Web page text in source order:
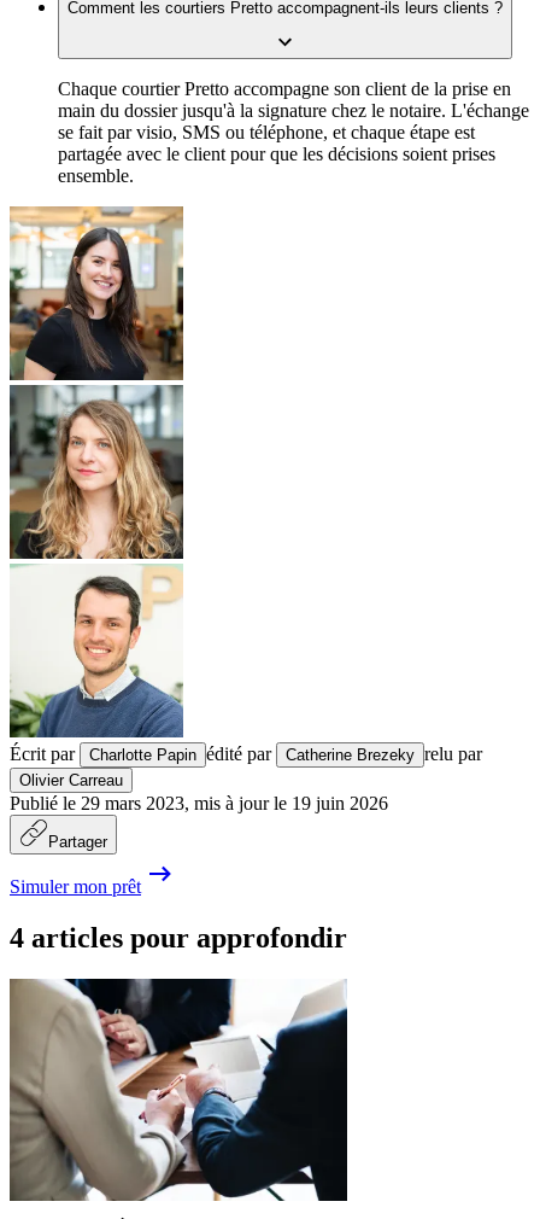
Comment les courtiers Pretto accompagnent-ils leurs clients ?
Chaque courtier Pretto accompagne son client de la prise en
main du dossier jusqu'à la signature chez le notaire. L'échange
se fait par visio, SMS ou téléphone, et chaque étape est
partagée avec le client pour que les décisions soient prises
ensemble.
Écrit par Charlotte Papin édité par Catherine Brezeky relu par
Olivier Carreau
Publié le 29 mars 2023, mis à jour le 19 juin 2026
Partager
Simuler mon prêt
4 articles pour approfondir